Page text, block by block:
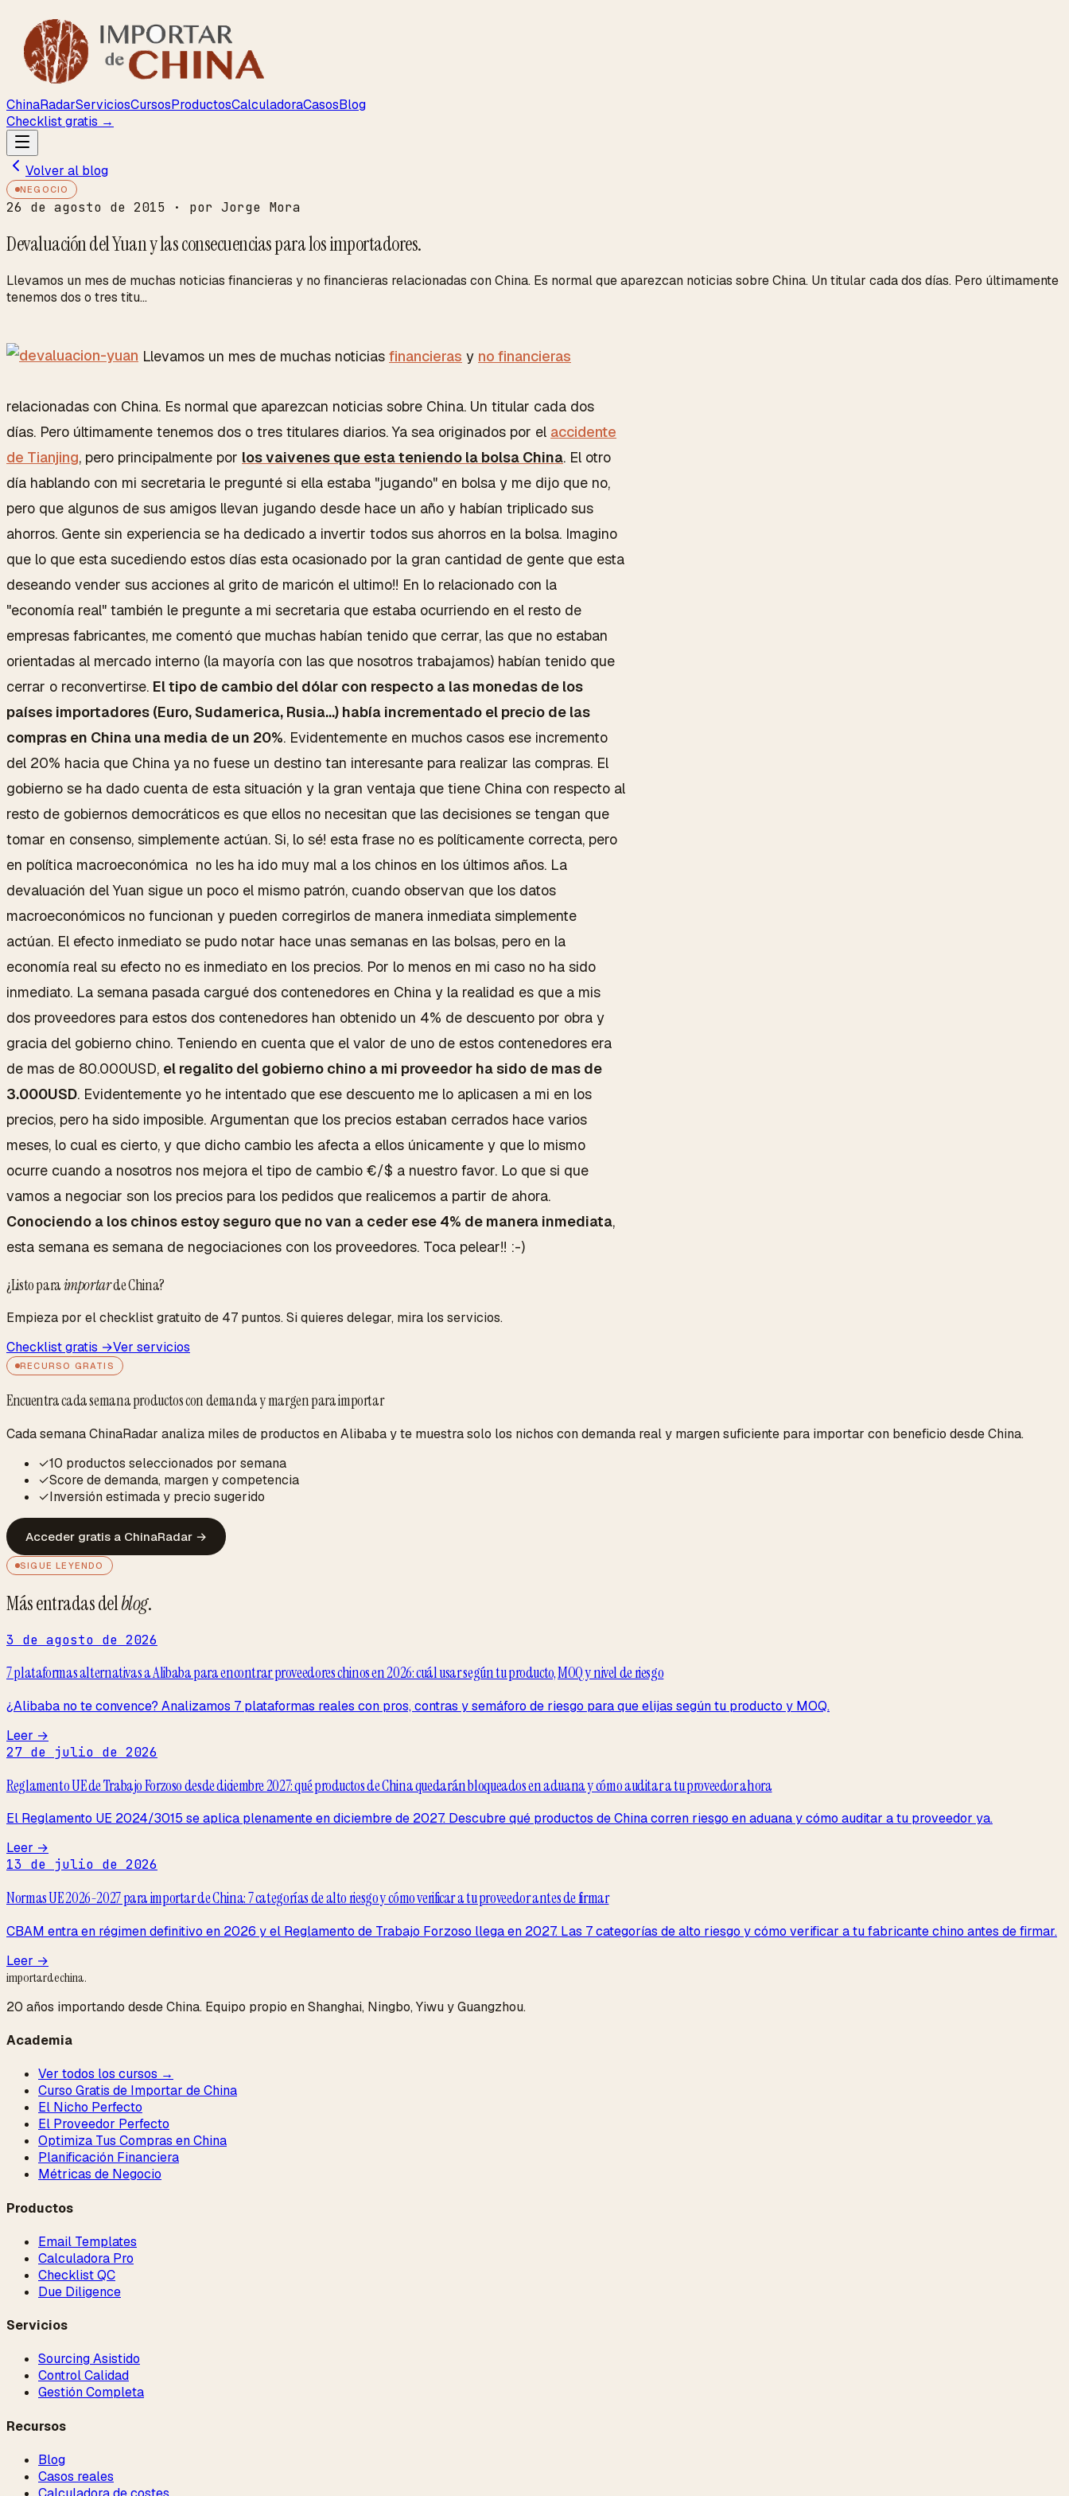
ChinaRadarServiciosCursosProductosCalculadoraCasosBlog
Checklist gratis →
Volver al blog
NEGOCIO
26 de agosto de 2015 · por Jorge Mora
Devaluación del Yuan y las consecuencias para los importadores.
Llevamos un mes de muchas noticias financieras y no financieras relacionadas con China. Es normal que aparezcan noticias sobre China. Un titular cada dos días. Pero últimamente
tenemos dos o tres titu...
Llevamos un mes de muchas noticias financieras y no financieras
relacionadas con China. Es normal que aparezcan noticias sobre China. Un titular cada dos
días. Pero últimamente tenemos dos o tres titulares diarios. Ya sea originados por el accidente
de Tianjing, pero principalmente por los vaivenes que esta teniendo la bolsa China. El otro
día hablando con mi secretaria le pregunté si ella estaba "jugando" en bolsa y me dijo que no,
pero que algunos de sus amigos llevan jugando desde hace un año y habían triplicado sus
ahorros. Gente sin experiencia se ha dedicado a invertir todos sus ahorros en la bolsa. Imagino
que lo que esta sucediendo estos días esta ocasionado por la gran cantidad de gente que esta
deseando vender sus acciones al grito de maricón el ultimo!! En lo relacionado con la
"economía real" también le pregunte a mi secretaria que estaba ocurriendo en el resto de
empresas fabricantes, me comentó que muchas habían tenido que cerrar, las que no estaban
orientadas al mercado interno (la mayoría con las que nosotros trabajamos) habían tenido que
cerrar o reconvertirse. El tipo de cambio del dólar con respecto a las monedas de los
países importadores (Euro, Sudamerica, Rusia...) había incrementado el precio de las
compras en China una media de un 20%. Evidentemente en muchos casos ese incremento
del 20% hacia que China ya no fuese un destino tan interesante para realizar las compras. El
gobierno se ha dado cuenta de esta situación y la gran ventaja que tiene China con respecto al
resto de gobiernos democráticos es que ellos no necesitan que las decisiones se tengan que
tomar en consenso, simplemente actúan. Si, lo sé! esta frase no es políticamente correcta, pero
en política macroeconómica no les ha ido muy mal a los chinos en los últimos años. La
devaluación del Yuan sigue un poco el mismo patrón, cuando observan que los datos
macroeconómicos no funcionan y pueden corregirlos de manera inmediata simplemente
actúan. El efecto inmediato se pudo notar hace unas semanas en las bolsas, pero en la
economía real su efecto no es inmediato en los precios. Por lo menos en mi caso no ha sido
inmediato. La semana pasada cargué dos contenedores en China y la realidad es que a mis
dos proveedores para estos dos contenedores han obtenido un 4% de descuento por obra y
gracia del gobierno chino. Teniendo en cuenta que el valor de uno de estos contenedores era
de mas de 80.000USD, el regalito del gobierno chino a mi proveedor ha sido de mas de
3.000USD. Evidentemente yo he intentado que ese descuento me lo aplicasen a mi en los
precios, pero ha sido imposible. Argumentan que los precios estaban cerrados hace varios
meses, lo cual es cierto, y que dicho cambio les afecta a ellos únicamente y que lo mismo
ocurre cuando a nosotros nos mejora el tipo de cambio €/$ a nuestro favor. Lo que si que
vamos a negociar son los precios para los pedidos que realicemos a partir de ahora.
Conociendo a los chinos estoy seguro que no van a ceder ese 4% de manera inmediata,
esta semana es semana de negociaciones con los proveedores. Toca pelear!! :-)
¿Listo paraimportarde China?
Empieza por el checklist gratuito de 47 puntos. Si quieres delegar, mira los servicios.
Checklist gratis →Ver servicios
RECURSO GRATIS
Encuentra cada semana productos con demanda y margen para importar
Cada semana ChinaRadar analiza miles de productos en Alibaba y te muestra solo los nichos con demanda real y margen suficiente para importar con beneficio desde China.
✓10 productos seleccionados por semana
✓Score de demanda, margen y competencia
✓Inversión estimada y precio sugerido
Acceder gratis a ChinaRadar →
SIGUE LEYENDO
Más entradas delblog.
3 de agosto de 2026
7 plataformas alternativas a Alibaba para encontrar proveedores chinos en 2026: cuál usar según tu producto, MOQ y nivel de riesgo
¿Alibaba no te convence? Analizamos 7 plataformas reales con pros, contras y semáforo de riesgo para que elijas según tu producto y MOQ.
Leer →
27 de julio de 2026
Reglamento UE de Trabajo Forzoso desde diciembre 2027: qué productos de China quedarán bloqueados en aduana y cómo auditar a tu proveedor ahora
El Reglamento UE 2024/3015 se aplica plenamente en diciembre de 2027. Descubre qué productos de China corren riesgo en aduana y cómo auditar a tu proveedor ya.
Leer →
13 de julio de 2026
Normas UE 2026-2027 para importar de China: 7 categorías de alto riesgo y cómo verificar a tu proveedor antes de firmar
CBAM entra en régimen definitivo en 2026 y el Reglamento de Trabajo Forzoso llega en 2027. Las 7 categorías de alto riesgo y cómo verificar a tu fabricante chino antes de firmar.
Leer →
importardechina.
20 años importando desde China. Equipo propio en Shanghai, Ningbo, Yiwu y Guangzhou.
Academia
Ver todos los cursos →
Curso Gratis de Importar de China
El Nicho Perfecto
El Proveedor Perfecto
Optimiza Tus Compras en China
Planificación Financiera
Métricas de Negocio
Productos
Email Templates
Calculadora Pro
Checklist QC
Due Diligence
Servicios
Sourcing Asistido
Control Calidad
Gestión Completa
Recursos
Blog
Casos reales